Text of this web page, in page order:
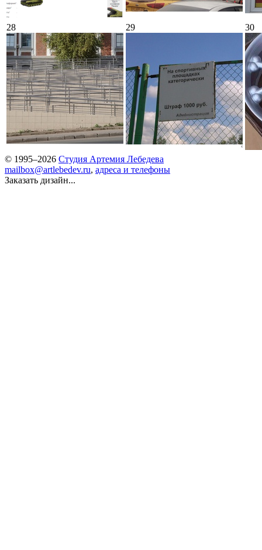
28 29 30
© 1995–2026 Студия Артемия Лебедева
mailbox@artlebedev.ru, адреса и телефоны
Заказать дизайн...